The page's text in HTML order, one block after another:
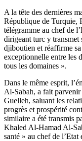
A la tête des dernières
République de Turquie,
télégramme au chef de
dirigeant turc y transmet
djiboutien et réaffirme
exceptionnelle entre les
tous les domaines ».
Dans le même esprit,
Al-Sabah, a fait
Guelleh, saluant les
progrès et prospérité
similaire a été transmis
Khaled Al-Hamad Al-
santé » au chef de